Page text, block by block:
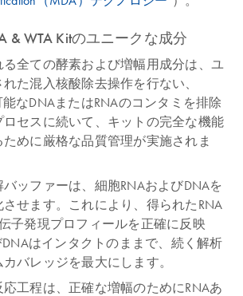
& WTA Kitのユニークな成分
全ての酵素および増幅用成分は、ユ
た混入核酸除去操作を行ない、
能なDNAまたはRNAのコンタミを排除
ロセスに続いて、キットの完全な機能
めに厳格な品質管理が実施されま
ッファーは、細胞RNAおよびDNAを
せます。これにより、得られたRNA
子発現プロフィールを正確に反映
DNAはインタクトのままで、続く解析
バレッジを最大にします。
工程は、正確な増幅のためにRNAあ